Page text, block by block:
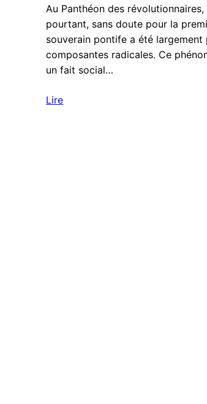
Au Panthéon des
pourtant, sans doute pour la
souverain pontife a été
composantes radicales. Ce
un fait social…
Lire